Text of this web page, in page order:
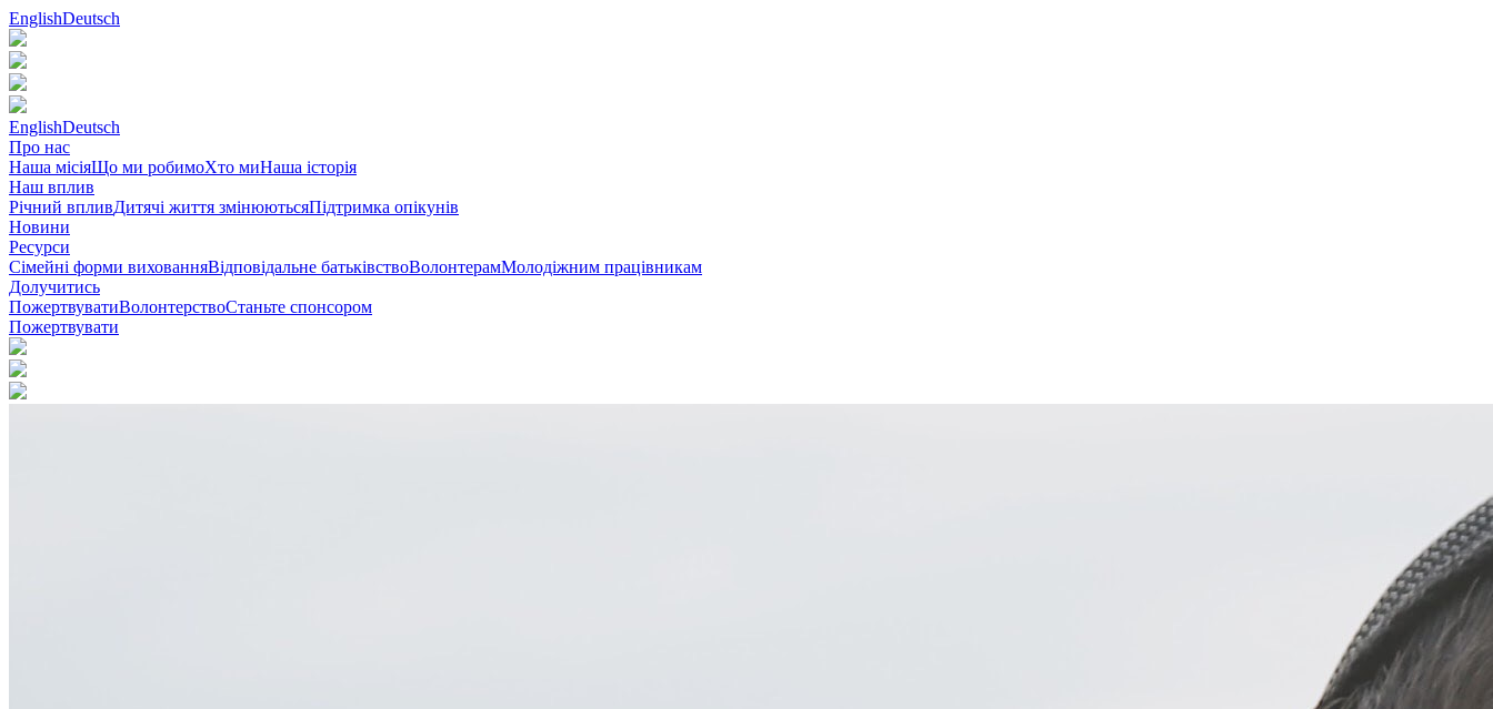
EnglishDeutsch
EnglishDeutsch
Про нас
Наша місіяЩо ми робимоХто миНаша історія
Наш вплив
Річний впливДитячі життя змінюютьсяПідтримка опікунів
Новини
Ресурси
Сімейні форми вихованняВідповідальне батьківствоВолонтерамМолодіжним працівникам
Долучитись
ПожертвуватиВолонтерcтвоСтаньте спонсором
Пожертвувати